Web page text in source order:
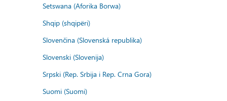
Setswana (Aforika Borwa)
Shqip (shqipëri)
Slovenčina (Slovenská republika)
Slovenski (Slovenija)
Srpski (Rep. Srbija i Rep. Crna Gora)
Suomi (Suomi)